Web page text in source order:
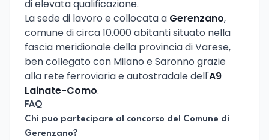
di elevata qualificazione.
La sede di lavoro e collocata a Gerenzano,
comune di circa 10.000 abitanti situato nella
fascia meridionale della provincia di Varese,
ben collegato con Milano e Saronno grazie
alla rete ferroviaria e autostradale dell'A9
Lainate-Como.
FAQ
Chi puo partecipare al concorso del Comune di
Gerenzano?